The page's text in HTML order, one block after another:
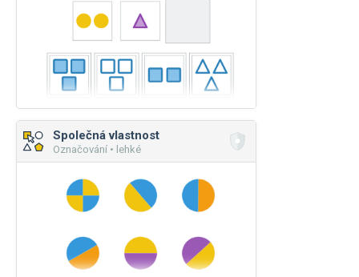
Společná vlastnost
Označování • lehké